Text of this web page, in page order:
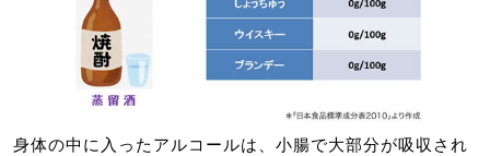
身体の中に入ったアルコールは、小腸で大部分が吸収され